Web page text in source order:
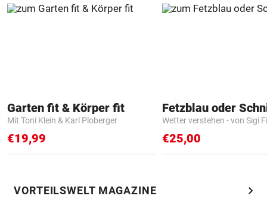
Garten fit & Körper fit
Mit Toni Klein & Karl Ploberger
€19,99
Fetzblau oder
Wetter verstehen - von Sigi
€25,00
VORTEILSWELT MAGAZINE chevron_right